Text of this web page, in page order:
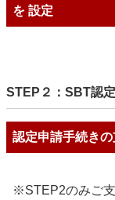
を 設定
STEP２：SBT認
認定申請手続き
※STEP2のみご